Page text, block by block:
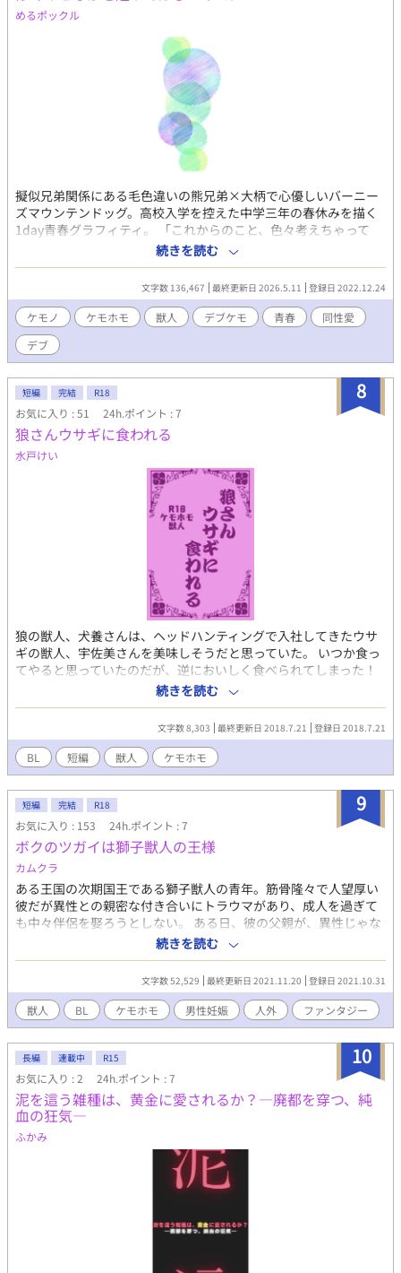
めるポックル
擬似兄弟関係にある毛色違いの熊兄弟×大柄で心優しいバーニー
ズマウンテンドッグ。高校入学を控えた中学三年の春休みを描く
1day青春グラフィティ。 「これからのこと、色々考えちゃって
さ……なーんか寂しくなって」 「クマキチも嫌だって言うと思う
ぜ。ユーミと離れんの」 本編1話とエピソード4話を公開中です。
※番外編（スピンオフ作品）はR-18指定。
続きを読む
文字数 136,467 最終更新日 2026.5.11 登録日 2022.12.24
ケモノ ケモホモ 獣人 デブケモ 青春
同性愛
デブ
8
短編 完結 R18
お気に入り : 51 24h.ポイント : 7
狼さんウサギに食われる
水戸けい
狼の獣人、犬養さんは、ヘッドハンティングで入社してきたウサ
ギの獣人、宇佐美さんを美味しそうだと思っていた。 いつか食っ
てやると思っていたのだが、逆においしく食べられてしまった！
続きを読む
文字数 8,303 最終更新日 2018.7.21 登録日 2018.7.21
BL 短編 獣人 ケモホモ
9
短編 完結 R18
お気に入り : 153 24h.ポイント : 7
ボクのツガイは獅子獣人の王様
カムクラ
ある王国の次期国王である獅子獣人の青年。筋骨隆々で人望厚い
彼だが異性との親密な付き合いにトラウマがあり、成人を過ぎて
も中々伴侶を娶ろうとしない。 ある日、彼の父親が、異性じゃな
ければ良いのだろう、と何処からか見つけてきたあどけないユキ
ヒョウの男娼を連れてくる。彼の身体からは本来雌から漂うはず
の匂いがして…… 自分をただの雄としてみてくれる存在を求めて
いた獅子獣人と、特異な体質の自分の全てを受け入れてくれる存
在を求めていたユキヒョウ獣人のお話。 ＊ガッツリ性描写
があるため、苦手な方はご注意ください。濡れ場:ストーリー =
5:5 くらい(適当) ＊この作品の1話完結版をpixiv、ノクターンノ
ベルズに投稿しています。
続きを読む
文字数 52,529 最終更新日 2021.11.20 登録日 2021.10.31
獣人 BL ケモホモ 男性妊娠 人外 ファンタジー
10
長編 連載中 R15
お気に入り : 2 24h.ポイント : 7
泥を這う雑種は、黄金に愛されるか？—廃都を穿つ、純
血の狂気—
ふかみ